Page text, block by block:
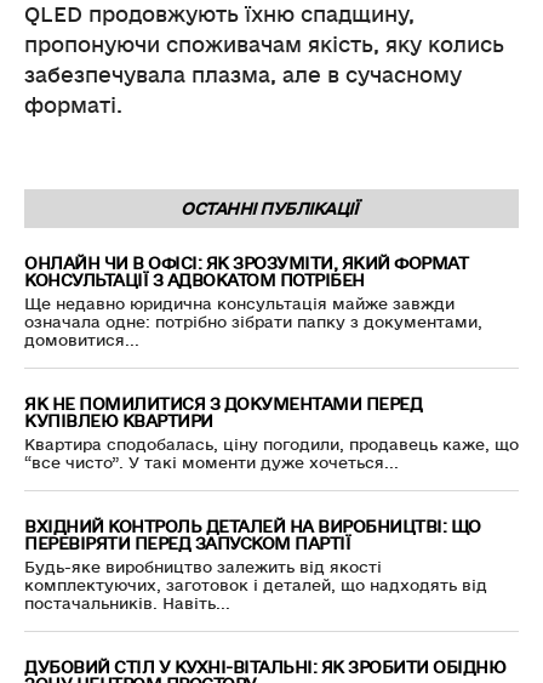
QLED продовжують їхню спадщину,
пропонуючи споживачам якість, яку колись
забезпечувала плазма, але в сучасному
форматі.
ОСТАННІ ПУБЛІКАЦІЇ
ОНЛАЙН ЧИ В ОФІСІ: ЯК ЗРОЗУМІТИ, ЯКИЙ ФОРМАТ
КОНСУЛЬТАЦІЇ З АДВОКАТОМ ПОТРІБЕН
Ще недавно юридична консультація майже завжди
означала одне: потрібно зібрати папку з документами,
домовитися...
ЯК НЕ ПОМИЛИТИСЯ З ДОКУМЕНТАМИ ПЕРЕД
КУПІВЛЕЮ КВАРТИРИ
Квартира сподобалась, ціну погодили, продавець каже, що
“все чисто”. У такі моменти дуже хочеться...
ВХІДНИЙ КОНТРОЛЬ ДЕТАЛЕЙ НА ВИРОБНИЦТВІ: ЩО
ПЕРЕВІРЯТИ ПЕРЕД ЗАПУСКОМ ПАРТІЇ
Будь-яке виробництво залежить від якості
комплектуючих, заготовок і деталей, що надходять від
постачальників. Навіть...
ДУБОВИЙ СТІЛ У КУХНІ-ВІТАЛЬНІ: ЯК ЗРОБИТИ ОБІДНЮ